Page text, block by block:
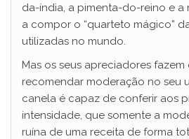
da-índia, a pimenta-do-reino e a
a compor o “quarteto mágico”
utilizadas no mundo.
Mas os seus apreciadores
recomendar moderação no seu
canela é capaz de conferir aos
intensidade, que somente a
ruína de uma receita de forma